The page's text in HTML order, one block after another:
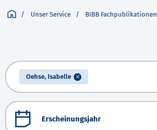
Unser Service BIBB Fachpublikationen
Oehse, Isabelle
Erscheinungsjahr